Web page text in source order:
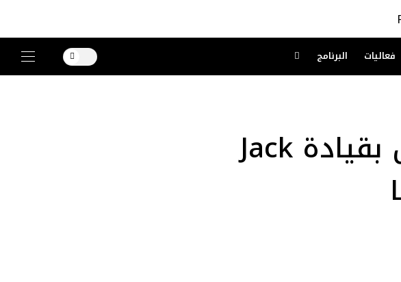
فعاليات البرنامج
LOEWE تكشف حملتها لأول عرض بقيادة Jack